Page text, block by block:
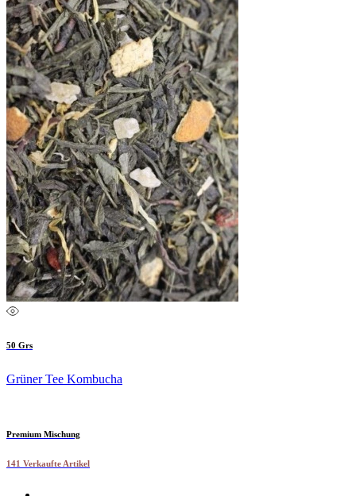
50 Grs
Grüner Tee Kombucha
Premium Mischung
141 Verkaufte Artikel